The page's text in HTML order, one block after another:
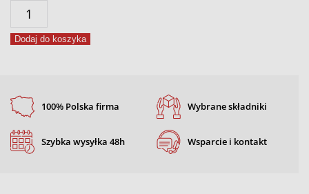
ilość
Jelita
wołowe
pakowane
Dodaj do koszyka
100% Polska firma
Szybka wysyłka 48h
Wybrane składniki
Wsparcie i kontakt